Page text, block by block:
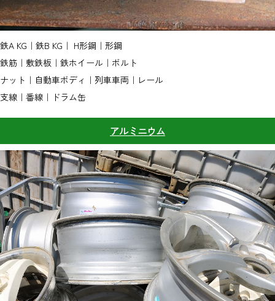
鉄A KG｜鉄B KG｜ H形鋼｜形鋼
鉄筋｜敷鉄板｜鉄ホイール｜ボルト
ナット｜自動車ボディ｜列車車両｜レール
支線｜番線｜ドラム缶
アルミニウム